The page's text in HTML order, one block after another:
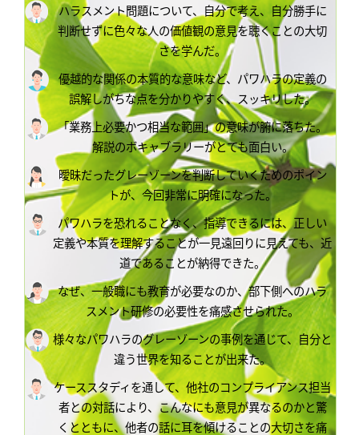
ハラスメント問題について、自分で考え、自分勝手に
判断せずに色々な人の価値観の意見を聴くことの大切
さを学んだ。
優越的な関係の本質的な意味など、パワハラの定義の
誤解しがちな点を分かりやすく、スッキリした。
「業務上必要かつ相当な範囲」の意味が腑に落ちた。
解説のボキャブラリーがとても面白い。
曖昧だったグレーゾーンを判断していくためのポイン
トが、今回非常に明確になった。
パワハラを恐れることなく、指導できるには、正しい
定義や本質を理解することが一見遠回りに見えても、近
道であることが納得できた。
なぜ、一般職にも教育が必要なのか、部下側へのハラ
スメント研修の必要性を痛感させられた。
様々なパワハラのグレーゾーンの事例を通じて、自分と
違う世界を知ることが出来た。
ケーススタディを通して、他社のコンプライアンス担当
者との対話により、こんなにも意見が異なるのかと驚
くとともに、他者の話に耳を傾けることの大切さを痛